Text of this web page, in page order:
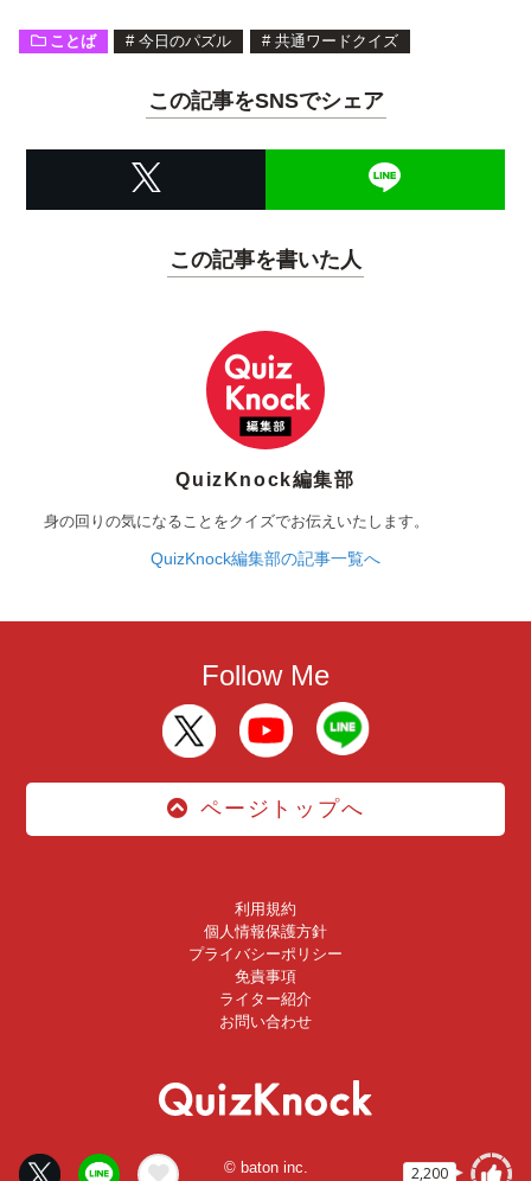
2,200
ことば # 今日のパズル # 共通ワードクイズ
この記事をSNSでシェア
この記事を書いた人
QuizKnock編集部
身の回りの気になることをクイズでお伝えいたします。
QuizKnock編集部の記事一覧へ
Follow Me
ページトップへ
利用規約
個人情報保護方針
プライバシーポリシー
免責事項
ライター紹介
お問い合わせ
© baton inc.